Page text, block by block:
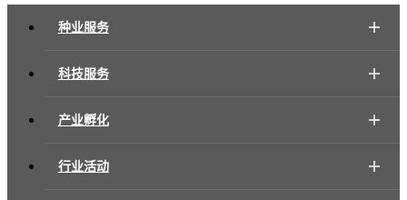
种业服务
科技服务
产业孵化
行业活动